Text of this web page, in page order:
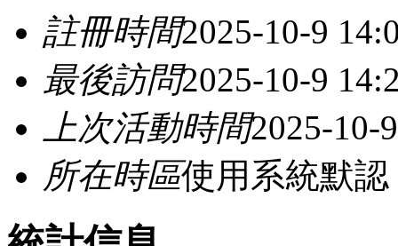
註冊時間2025-10-9
最後訪問2025-10-9
上次活動時間2025-10-
所在時區使用系統默認